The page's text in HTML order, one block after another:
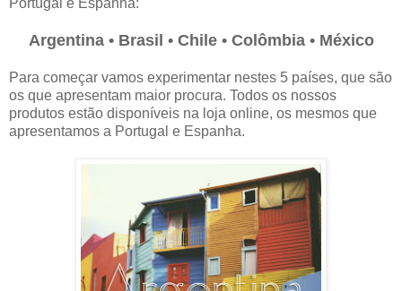
Argentina • Brasil • Chile • Colômbia • México
Para começar vamos experimentar nestes 5 países, que são
os que apresentam maior procura. Todos os nossos
produtos estão disponíveis na loja online, os mesmos que
apresentamos a Portugal e Espanha.